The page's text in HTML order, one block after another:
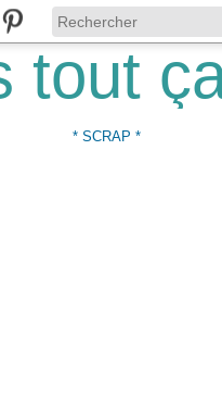
* SCRAP *